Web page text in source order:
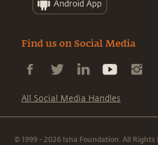
Find us on Social Media
All Social Media Handles
© 1999 - 2026 Isha Foundation. All Rights